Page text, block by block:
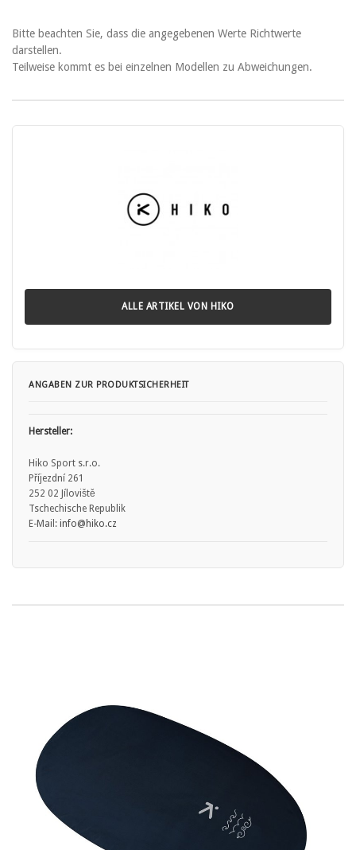
Bitte beachten Sie, dass die angegebenen Werte Richtwerte
darstellen.
Teilweise kommt es bei einzelnen Modellen zu Abweichungen.
ALLE ARTIKEL VON HIKO
ANGABEN ZUR PRODUKTSICHERHEIT
Hersteller:
Hiko Sport s.r.o.
Příjezdní 261
252 02 Jíloviště
Tschechische Republik
E-Mail: info@hiko.cz